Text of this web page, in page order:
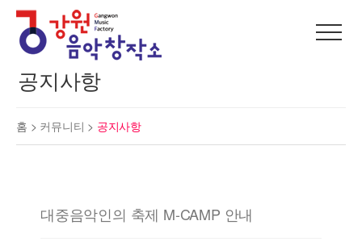
공지사항
홈 > 커뮤니티 > 공지사항
대중음악인의 축제 M-CAMP 안내